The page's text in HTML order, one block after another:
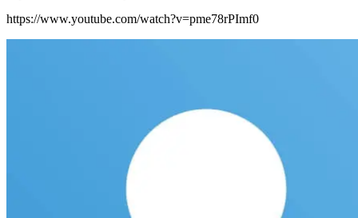
https://www.youtube.com/watch?v=pme78rPImf0